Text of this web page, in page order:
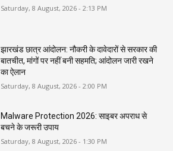
Saturday, 8 August, 2026 - 2:13 PM
झारखंड छात्र आंदोलन: नौकरी के दावेदारों से सरकार की
बातचीत, मांगों पर नहीं बनी सहमति; आंदोलन जारी रखने
का ऐलान
Saturday, 8 August, 2026 - 2:00 PM
Malware Protection 2026: साइबर अपराध से
बचने के जरूरी उपाय
Saturday, 8 August, 2026 - 1:30 PM